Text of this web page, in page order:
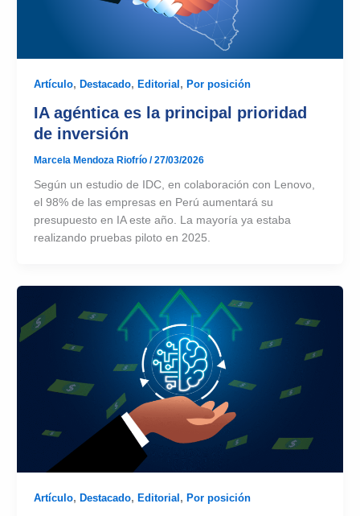
Artículo, Destacado, Editorial, Por posición
IA agéntica es la principal prioridad
de inversión
Marcela Mendoza Riofrío /27/03/2026
Según un estudio de IDC, en colaboración con Lenovo,
el 98% de las empresas en Perú aumentará su
presupuesto en IA este año. La mayoría ya estaba
realizando pruebas piloto en 2025.
Artículo, Destacado, Editorial , Por posición